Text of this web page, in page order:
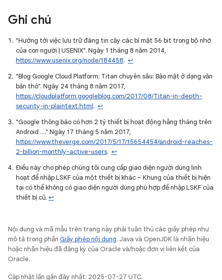
Ghi chú
"Hướng tới việc lưu trữ đáng tin cậy các bí mật 56 bit trong bộ nhớ
của con người | USENIX". Ngày 1 tháng 8 năm 2014,
https://www.usenix.org/node/184458. ↩
"Blog Google Cloud Platform: Titan chuyên sâu: Bảo mật ở dạng văn
bản thô". Ngày 24 tháng 8 năm 2017,
https://cloudplatform.googleblog.com/2017/08/Titan-in-depth-
security-in-plaintext.html. ↩
"Google thông báo có hơn 2 tỷ thiết bị hoạt động hằng tháng trên
Android ...." Ngày 17 tháng 5 năm 2017,
https://www.theverge.com/2017/5/17/15654454/android-reaches-
2-billion-monthly-active-users. ↩
Điều này cho phép chúng tôi cung cấp giao diện người dùng linh
hoạt để nhập LSKF của một thiết bị khác – Khung của thiết bị hiện
tại có thể không có giao diện người dùng phù hợp để nhập LSKF của
thiết bị cũ. ↩
Nội dung và mã mẫu trên trang này phải tuân thủ các giấy phép như
mô tả trong phần Giấy phép nội dung. Java và OpenJDK là nhãn hiệu
hoặc nhãn hiệu đã đăng ký của Oracle và/hoặc đơn vị liên kết của
Oracle.
Cập nhật lần gần đây nhất: 2025-07-27 UTC.